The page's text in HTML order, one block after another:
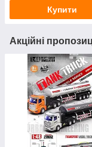
Купити
Акційні